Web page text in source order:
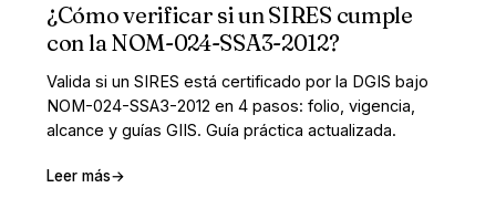
¿Cómo verificar si un SIRES cumple
con la NOM-024-SSA3-2012?
Valida si un SIRES está certificado por la DGIS bajo
NOM-024-SSA3-2012 en 4 pasos: folio, vigencia,
alcance y guías GIIS. Guía práctica actualizada.
Leer más→